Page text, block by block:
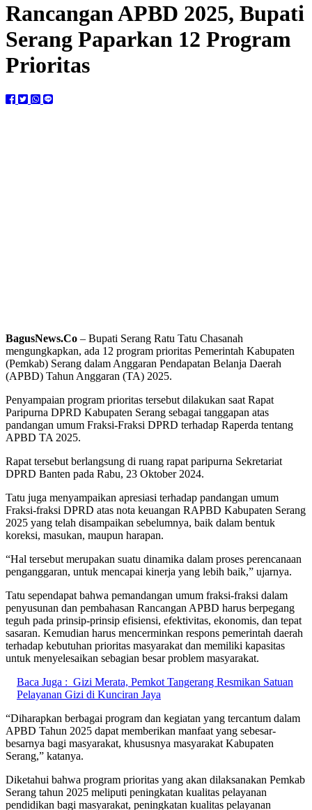
Rancangan APBD 2025, Bupati
Serang Paparkan 12 Program
Prioritas
BagusNews.Co – Bupati Serang Ratu Tatu Chasanah
mengungkapkan, ada 12 program prioritas Pemerintah Kabupaten
(Pemkab) Serang dalam Anggaran Pendapatan Belanja Daerah
(APBD) Tahun Anggaran (TA) 2025.
Penyampaian program prioritas tersebut dilakukan saat Rapat
Paripurna DPRD Kabupaten Serang sebagai tanggapan atas
pandangan umum Fraksi-Fraksi DPRD terhadap Raperda tentang
APBD TA 2025.
Rapat tersebut berlangsung di ruang rapat paripurna Sekretariat
DPRD Banten pada Rabu, 23 Oktober 2024.
Tatu juga menyampaikan apresiasi terhadap pandangan umum
Fraksi-fraksi DPRD atas nota keuangan RAPBD Kabupaten Serang
2025 yang telah disampaikan sebelumnya, baik dalam bentuk
koreksi, masukan, maupun harapan.
“Hal tersebut merupakan suatu dinamika dalam proses perencanaan
penganggaran, untuk mencapai kinerja yang lebih baik,” ujarnya.
Tatu sependapat bahwa pemandangan umum fraksi-fraksi dalam
penyusunan dan pembahasan Rancangan APBD harus berpegang
teguh pada prinsip-prinsip efisiensi, efektivitas, ekonomis, dan tepat
sasaran. Kemudian harus mencerminkan respons pemerintah daerah
terhadap kebutuhan prioritas masyarakat dan memiliki kapasitas
untuk menyelesaikan sebagian besar problem masyarakat.
Baca Juga : Gizi Merata, Pemkot Tangerang Resmikan Satuan
Pelayanan Gizi di Kunciran Jaya
“Diharapkan berbagai program dan kegiatan yang tercantum dalam
APBD Tahun 2025 dapat memberikan manfaat yang sebesar-
besarnya bagi masyarakat, khususnya masyarakat Kabupaten
Serang,” katanya.
Diketahui bahwa program prioritas yang akan dilaksanakan Pemkab
Serang tahun 2025 meliputi peningkatan kualitas pelayanan
pendidikan bagi masyarakat, peningkatan kualitas pelayanan